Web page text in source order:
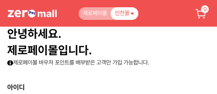
제로페이몰 인천몰
0
안녕하세요.
제로페이몰입니다.
제로페이몰 바우처 포인트를 배부받은 고객만 가입 가능합니다.
아이디